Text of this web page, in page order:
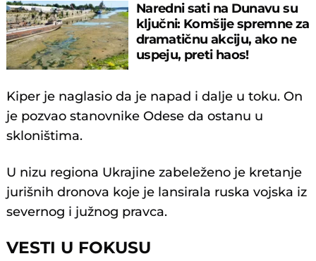
Naredni sati na Dunavu su
ključni: Komšije spremne za
dramatičnu akciju, ako ne
uspeju, preti haos!
Kiper je naglasio da je napad i dalje u toku. On
je pozvao stanovnike Odese da ostanu u
skloništima.
U nizu regiona Ukrajine zabeleženo je kretanje
jurišnih dronova koje je lansirala ruska vojska iz
severnog i južnog pravca.
VESTI U FOKUSU